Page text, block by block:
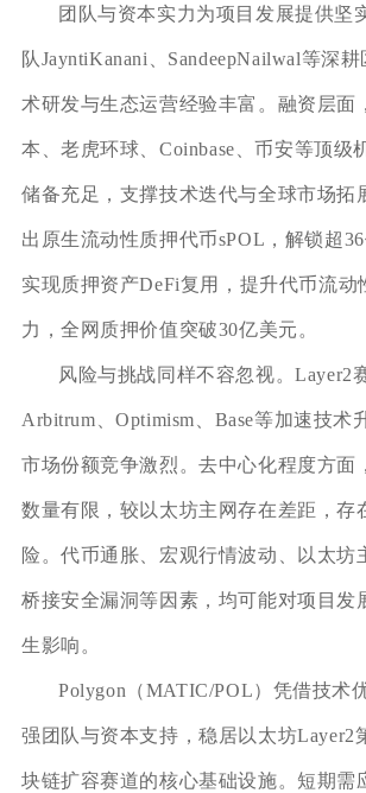
团队与资本实力为项目发展提供坚
队JayntiKanani、SandeepNailwal等深
术研发与生态运营经验丰富。融资层面
本、老虎环球、Coinbase、币安等顶级
储备充足，支撑技术迭代与全球市场拓
出原生流动性质押代币sPOL，解锁超36
实现质押资产DeFi复用，提升代币流动
力，全网质押价值突破30亿美元。
风险与挑战同样不容忽视。Layer2
Arbitrum、Optimism、Base等加速技术
市场份额竞争激烈。去中心化程度方面
数量有限，较以太坊主网存在差距，存
险。代币通胀、宏观行情波动、以太坊
桥接安全漏洞等因素，均可能对项目发
生影响。
Polygon（MATIC/POL）凭借技术
强团队与资本支持，稳居以太坊Layer2
块链扩容赛道的核心基础设施。短期需